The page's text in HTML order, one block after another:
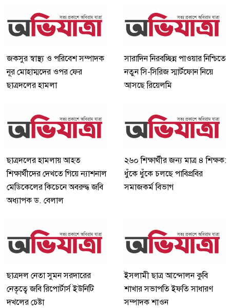
জকসুর স্বাস্থ্য ও পরিবেশ সম্পাদক
নূর মোহাম্মদের ওপর ফের
ছাত্রদলের হামলা
সারাদিন নিরবচ্ছিন্ন পাওয়ার নিশ্চিতে
নতুন সি-সিরিজ স্মার্টফোন নিয়ে
আসছে রিয়েলমি
ছাত্রদলের হামলায় আহত
শিক্ষার্থীদের দেখতে গিয়ে ন্যাশনাল
মেডিকেলের কিচেনে অবরুদ্ধ জবি
অধ্যাপক ড. বেলাল
২৬০ শিক্ষার্থীর জন্য মাত্র ৪ শিক্ষক:
ধুঁকে ধুঁকে চলছে পাবিপ্রবির
সমাজকর্ম বিভাগ
ছাত্রদল নেতা সুমন সরদারের
নেতৃত্বে জবি রিপোর্টার্স ইউনিটি
দখলের চেষ্টা
ইসলামী ছাত্র আন্দোলন কুবি
শাখার সভাপতি ইফতি সাধারণ
সম্পাদক শাওন